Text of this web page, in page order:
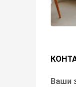
Ваши